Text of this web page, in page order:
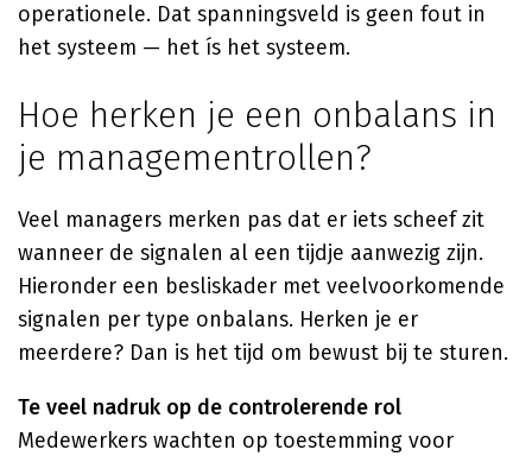
operationele. Dat spanningsveld is geen fout in
het systeem — het ís het systeem.
Hoe herken je een onbalans in
je managementrollen?
Veel managers merken pas dat er iets scheef zit
wanneer de signalen al een tijdje aanwezig zijn.
Hieronder een besliskader met veelvoorkomende
signalen per type onbalans. Herken je er
meerdere? Dan is het tijd om bewust bij te sturen.
Te veel nadruk op de controlerende rol
Medewerkers wachten op toestemming voor